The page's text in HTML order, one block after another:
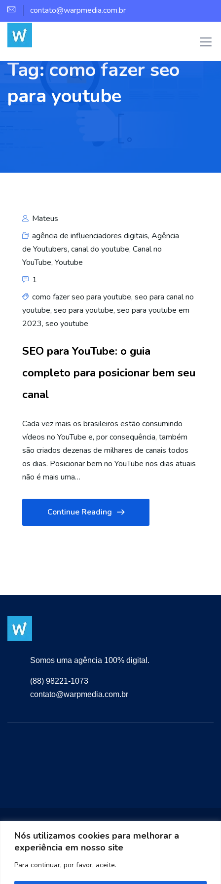
Nós utilizamos cookies para melhorar a
experiência em nosso site
Para continuar, por favor, aceite.
contato@warpmedia.com.br
Tag:como fazer seo
para youtube
Mateus
agência de influenciadores digitais, Agência
de Youtubers, canal do youtube, Canal no
YouTube, Youtube
1
como fazer seo para youtube, seo para canal no
youtube, seo para youtube, seo para youtube em
2023, seo youtube
SEO para YouTube: o guia
completo para posicionar bem seu
canal
Cada vez mais os brasileiros estão consumindo
vídeos no YouTube e, por consequência, também
são criados dezenas de milhares de canais todos
os dias. Posicionar bem no YouTube nos dias atuais
não é mais uma…
Continue Reading
Somos uma agência 100% digital.
(88) 98221-1073
contato@warpmedia.com.br